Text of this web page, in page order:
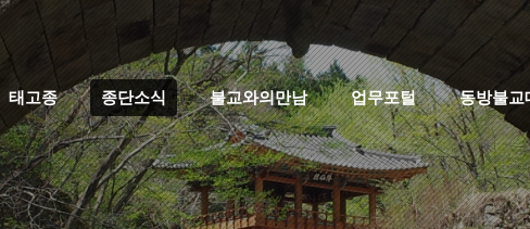
태고종 종단소식 불교와의만남 업무포털 동방불교